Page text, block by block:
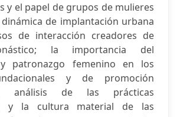
y el papel de grupos de mulieres
de implantación urbana
de interacción creadores de
la importancia del
y patronazgo femenino en los
y de promoción
análisis de las prácticas
y la cultura material de las